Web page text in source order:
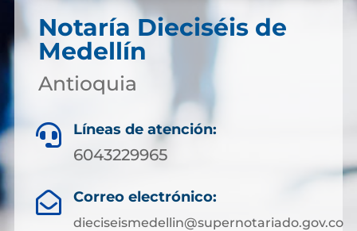
Notaría Dieciséis de
Medellín
Antioquia
 Líneas de atención:
6043229965
 Correo electrónico:
dieciseismedellin@supernotariado.gov.co